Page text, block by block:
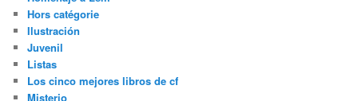
Hors catégorie
Ilustración
Juvenil
Listas
Los cinco mejores libros de cf
Misterio